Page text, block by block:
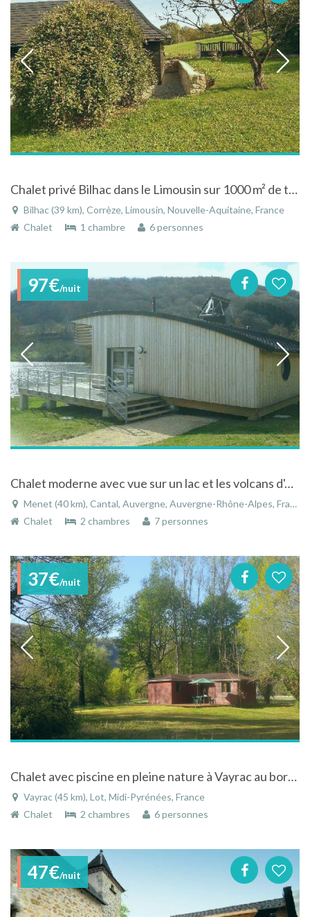
Chalet privé Bilhac dans le Limousin sur 1000 m² de terrain vallée de la dordogne
Bilhac (39 km), Corrèze, Limousin, Nouvelle-Aquitaine, France
Chalet
1 chambre 6 personnes
97€/nuit
Chalet moderne avec vue sur un lac et les volcans d'Auvergne
Menet (40 km), Cantal, Auvergne, Auvergne-Rhône-Alpes, France
Chalet
2 chambres 7 personnes
37€/nuit
Chalet avec piscine en pleine nature à Vayrac au bord de la riviere Dordogne et d'un grand lac
Vayrac (45 km), Lot, Midi-Pyrénées, France
Chalet
2 chambres 6 personnes
47€/nuit